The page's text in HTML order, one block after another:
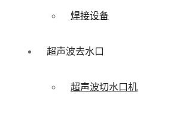
焊接设备
超声波去水口
超声波切水口机